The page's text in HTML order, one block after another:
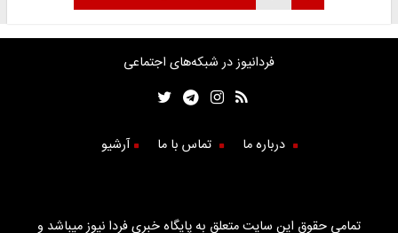
فردانیوز در شبکه‌های اجتماعی
درباره ما تماس با ما آرشیو
تمامی حقوق این سایت متعلق به پایگاه خبری فردا نیوز میباشد و